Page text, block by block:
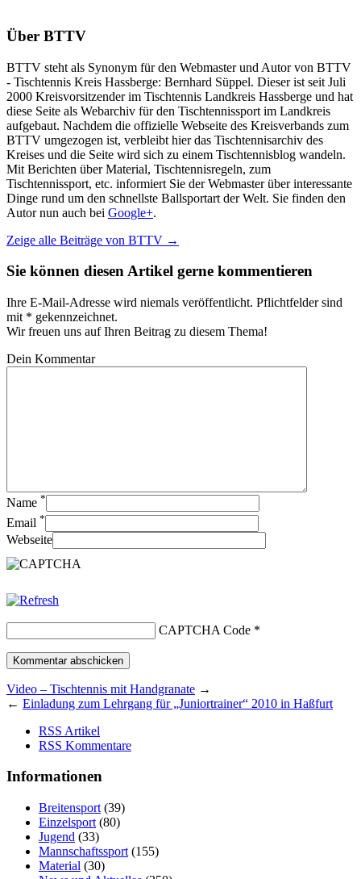
Über BTTV
BTTV steht als Synonym für den Webmaster und Autor von BTTV
- Tischtennis Kreis Hassberge: Bernhard Süppel. Dieser ist seit Juli
2000 Kreisvorsitzender im Tischtennis Landkreis Hassberge und hat
diese Seite als Webarchiv für den Tischtennissport im Landkreis
aufgebaut. Nachdem die offizielle Webseite des Kreisverbands zum
BTTV umgezogen ist, verbleibt hier das Tischtennisarchiv des
Kreises und die Seite wird sich zu einem Tischtennisblog wandeln.
Mit Berichten über Material, Tischtennisregeln, zum
Tischtennissport, etc. informiert Sie der Webmaster über interessante
Dinge rund um den schnellste Ballsportart der Welt. Sie finden den
Autor nun auch bei Google+.
Zeige alle Beiträge von BTTV →
Sie können diesen Artikel gerne kommentieren
Ihre E-Mail-Adresse wird niemals veröffentlicht. Pflichtfelder sind
mit * gekennzeichnet.
Wir freuen uns auf Ihren Beitrag zu diesem Thema!
Dein Kommentar
Name *
Email *
Webseite
CAPTCHA Code *
Video – Tischtennis mit Handgranate →
← Einladung zum Lehrgang für „Juniortrainer“ 2010 in Haßfurt
RSS Artikel
RSS Kommentare
Informationen
Breitensport (39)
Einzelsport (80)
Jugend (33)
Mannschaftssport (155)
Material (30)